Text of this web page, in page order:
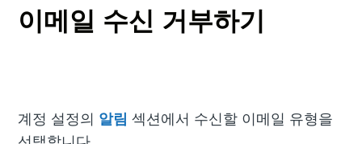
이메일 수신 거부하기
계정 설정의 알림 섹션에서 수신할 이메일 유형을